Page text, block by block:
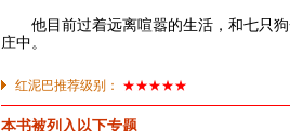
他目前过着远离喧嚣的生活，和七只狗
庄中。
红泥巴推荐级别： ★★★★★
本书被列入以下专题